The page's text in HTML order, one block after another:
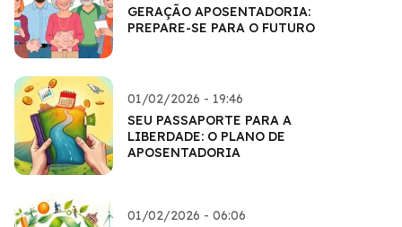
GERAÇÃO APOSENTADORIA:
PREPARE-SE PARA O FUTURO
01/02/2026 - 19:46
SEU PASSAPORTE PARA A
LIBERDADE: O PLANO DE
APOSENTADORIA
01/02/2026 - 06:06